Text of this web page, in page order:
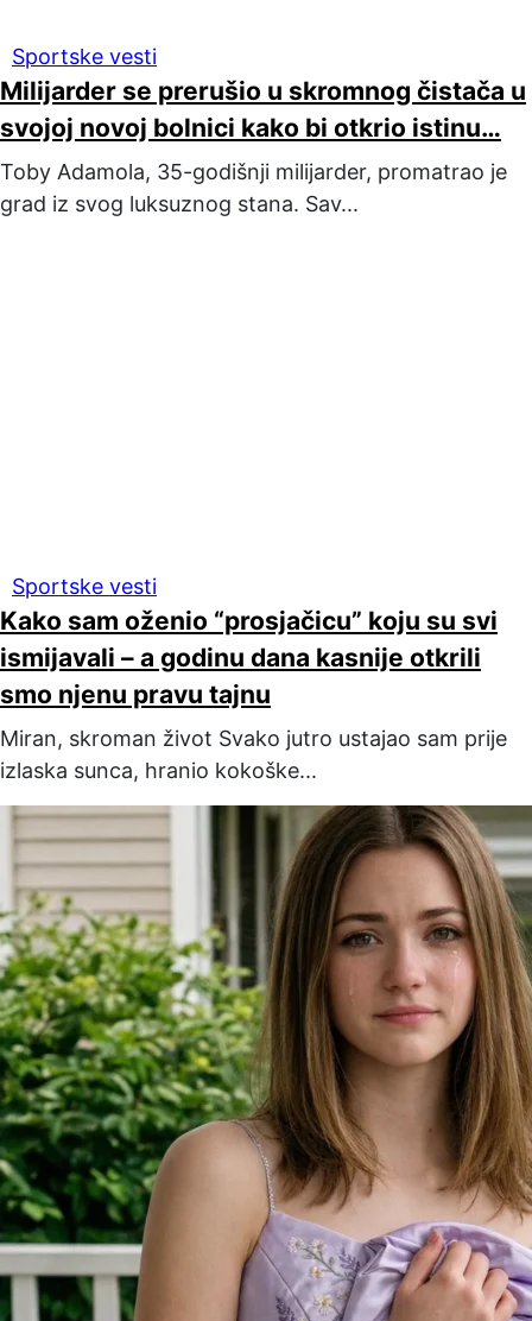
Sportske vesti
Milijarder se prerušio u skromnog čistača u
svojoj novoj bolnici kako bi otkrio istinu…
Toby Adamola, 35-godišnji milijarder, promatrao je
grad iz svog luksuznog stana. Sav...
Sportske vesti
Kako sam oženio “prosjačicu” koju su svi
ismijavali – a godinu dana kasnije otkrili
smo njenu pravu tajnu
Miran, skroman život Svako jutro ustajao sam prije
izlaska sunca, hranio kokoške...